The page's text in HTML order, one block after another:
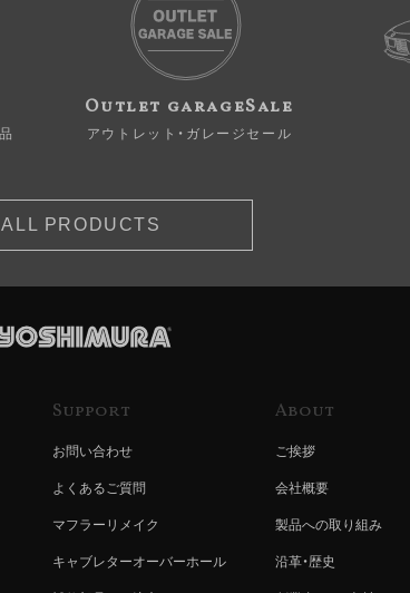
Outlet garageSale
アウトレット・ガレージセール
PRODUCTS
Support
お問い合わせ
よくあるご質問
マフラーリメイク
キャブレターオーバーホール
About
ご挨拶
会社概要
製品への取り組み
沿革・歴史